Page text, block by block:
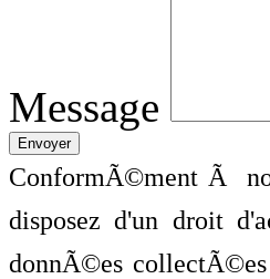
Message
ConformÃ©ment Ã
disposez d'un droit
donnÃ©es